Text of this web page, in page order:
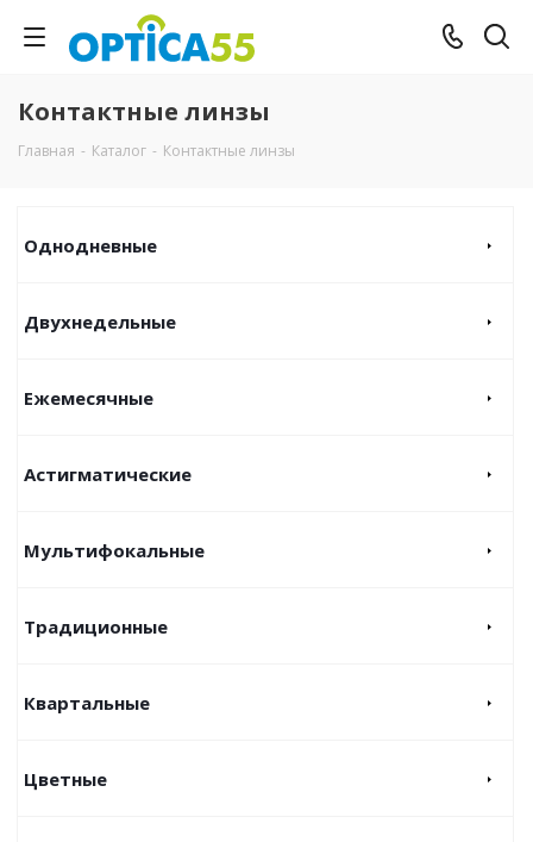
Контактные линзы
Главная - Каталог - Контактные линзы
Однодневные
Двухнедельные
Ежемесячные
Астигматические
Мультифокальные
Традиционные
Квартальные
Цветные